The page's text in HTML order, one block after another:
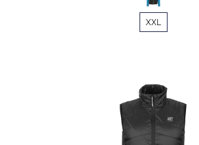
XXL